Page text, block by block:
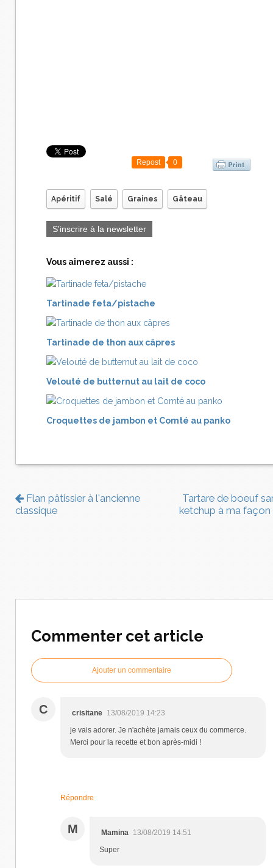
Repost 0
Apéritif Salé Graines Gâteau
S'inscrire à la newsletter
Vous aimerez aussi :
Tartinade feta/pistache
Tartinade de thon aux câpres
Velouté de butternut au lait de coco
Croquettes de jambon et Comté au panko
Flan pâtissier à l'ancienne
classique
Tartare de boeuf
ketchup à ma façon
Commenter cet article
Ajouter un commentaire
C crisitane 13/08/2019 14:23
je vais adorer. Je n'achète jamais ceux du commerce.
Merci pour la recette et bon après-midi !
Répondre
M Mamina
13/08/2019 14:51
Super